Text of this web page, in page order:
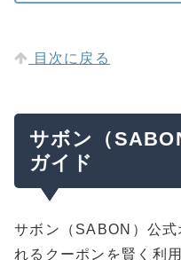
目次に戻る
サボン（
ガイド
サボン（SABON）公式
れるクーポンを賢く利